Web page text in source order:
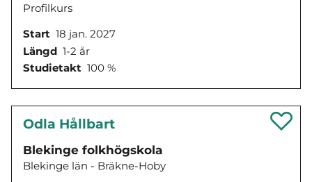
Profilkurs
Start 18 jan. 2027
Längd 1-2 år
Studietakt 100 %
Odla Hållbart
Blekinge folkhögskola
Blekinge län - Bräkne-Hoby